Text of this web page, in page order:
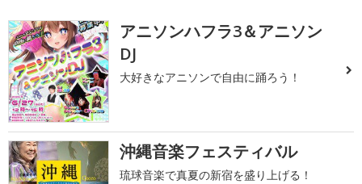
アニソンハフラ3＆アニソン
DJ
大好きなアニソンで自由に踊ろう！
沖縄音楽フェスティバル
琉球音楽で真夏の新宿を盛り上げる！